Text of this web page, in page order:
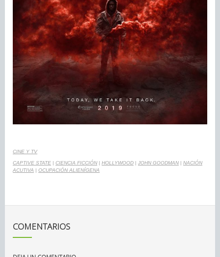
CINE Y TV
CAPTIVE STATE | CIENCIA FICCIÓN | HOLLYWOOD | JOHN GOODMAN | NACIÓN
ACUTIVA | OCUPACIÓN ALIENÍGENA
COMENTARIOS